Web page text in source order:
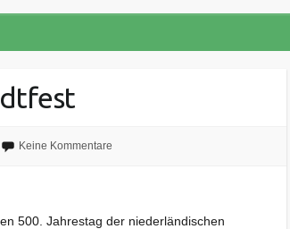
Keine Kommentare
500. Jahrestag der niederländischen